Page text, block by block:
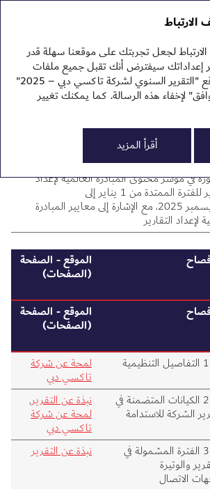
المبادرة
التقارير
تاكسي دبي تقرير عن المعلومات
في مؤشر محتوى المبادرة العالمية لإعداد
التقارير للفترة الممتدة من 1 يناير إلى
31 ديسمبر 2025، مع الإشارة إلى معايير المبادرة
لإعداد التقارير
الموقع ‑ الصفحة
(الصفحات)
الموقع ‑ الصفحة
(الصفحات)
لمحة عن شركة
تاكسي دبي
2‑2 الكيانات المتضمنة في
الشركة للاستدامة
نبذة عن التقرير,
لمحة عن شركة
تاكسي دبي
2‑3 الفترة المشمولة في
والوتيرة
الاتصال
نبذة عن التقرير
لجعل تجربتك على موقعنا سهلة قدر
إعداداتك سيفترض أنك تقبل جميع ملفات
تعريف الارتباط في الموقع "التقرير السنوي لشركة تاكسي دبي – 2025"
لإخفاء هذه الرسالة. كما يمكنك تغيير
أقرأ المزيد